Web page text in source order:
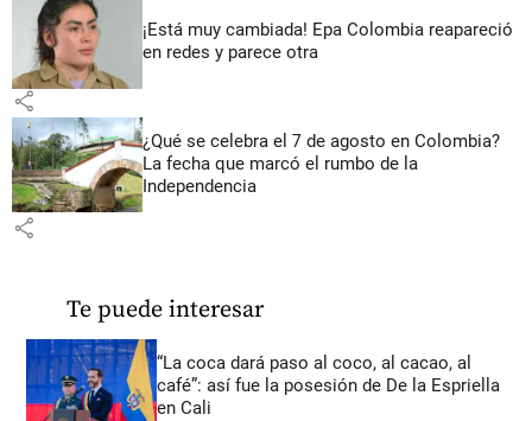
¡Está muy cambiada! Epa Colombia reapareció
en redes y parece otra
share
¿Qué se celebra el 7 de agosto en Colombia?
La fecha que marcó el rumbo de la
Independencia
share
Te puede interesar
“La coca dará paso al coco, al cacao, al
café”: así fue la posesión de De la Espriella
en Cali